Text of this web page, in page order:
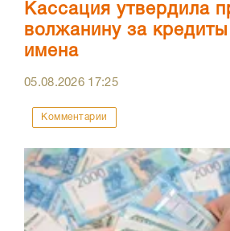
Кассация утвердила
волжанину за
имена
05.08.2026 17:25
Комментарии